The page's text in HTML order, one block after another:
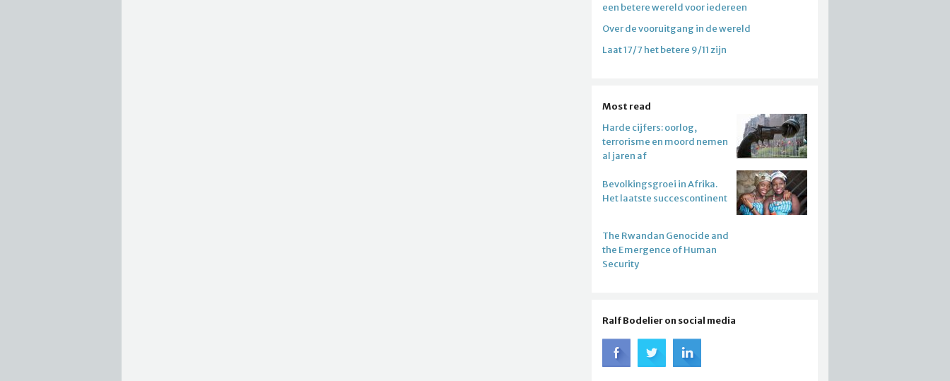
een betere wereld voor iedereen
Over de vooruitgang in de wereld
Laat 17/7 het betere 9/11 zijn
Most read
Harde cijfers: oorlog,
terrorisme en moord nemen
al jaren af
Bevolkingsgroei in Afrika.
Het laatste succescontinent
The Rwandan Genocide and
the Emergence of Human
Security
Ralf Bodelier on social media